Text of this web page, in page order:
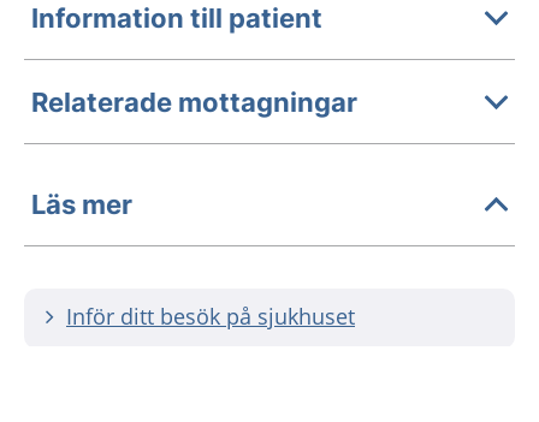
Information till patient
Relaterade mottagningar
Läs mer
Inför ditt besök på sjukhuset